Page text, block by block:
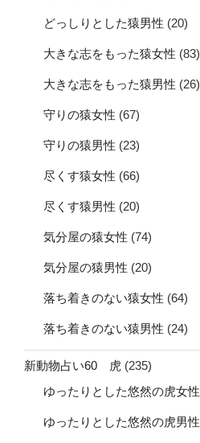
どっしりとした猿男性 (20)
大きな志をもった猿女性 (83)
大きな志をもった猿男性 (26)
守りの猿女性 (67)
守りの猿男性 (23)
尽くす猿女性 (66)
尽くす猿男性 (20)
気分屋の猿女性 (74)
気分屋の猿男性 (20)
落ち着きのない猿女性 (64)
落ち着きのない猿男性 (24)
新動物占い60 虎 (235)
ゆったりとした悠然の虎女性
ゆったりとした悠然の虎男性